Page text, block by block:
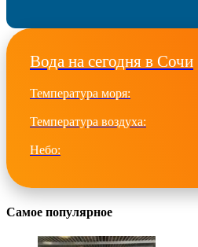
Вода на сегодня в Сочи
Температура моря:
Температура воздуха:
Небо:
Самое популярное